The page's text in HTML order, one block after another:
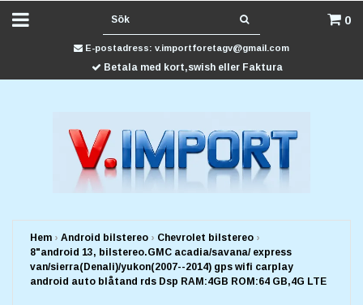
0
E-postadress: v.importforetagv@gmail.com
Betala med kort,swish eller Faktura
Hem › Android bilstereo › Chevrolet bilstereo ›
8"android 13, bilstereo.GMC acadia/savana/ express
van/sierra(Denali)/yukon(2007--2014) gps wifi carplay
android auto blåtand rds Dsp RAM:4GB ROM:64 GB,4G LTE